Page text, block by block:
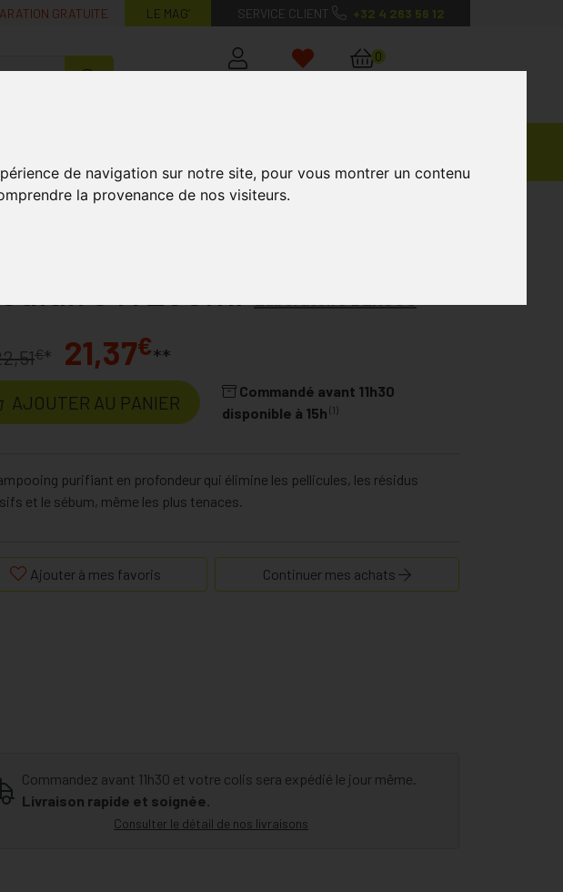
de navigation sur notre site, pour vous montrer un contenu
la provenance de nos visiteurs.
GRATUITE LE MAG’ SERVICE CLIENT +32 4 263 56 12
mes prix
0
Soins Anti Pelliculaires
€* 21,37€**
AJOUTER AU PANIER
Commandé avant 11h30
disponible à 15h (1)
purifiant en profondeur qui élimine les pellicules, les résidus
et le sébum, même les plus tenaces.
Ajouter à mes favoris Continuer mes achats
Commandez avant 11h30 et votre colis sera expédié le jour même.
Livraison rapide et soignée.
Consulter le détail de nos livraisons